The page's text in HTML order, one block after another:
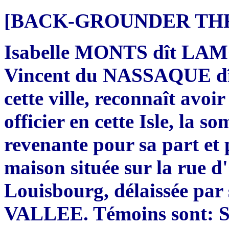
[BACK-GROUNDER
Isabelle MONTS dît
Vincent du NASSAQUE
cette ville, reconnaît
officier en cette Isle, la
revenante pour sa part
maison située sur la rue
Louisbourg, délaissée par
VALLEE. Témoins sont: